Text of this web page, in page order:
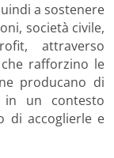
a sostenere
società civile,
attraverso
rafforzino le
producano di
in un contesto
di accoglierle e